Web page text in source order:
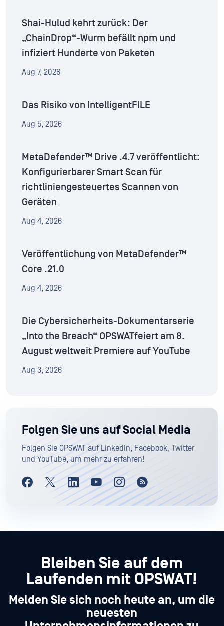
Shai-Hulud kehrt zurück: Der
„ChainDrop“-Wurm befällt npm und
infiziert Hunderte von Paketen
Aug 7, 2026
Das Risiko von IntelligentFILE
Aug 5, 2026
MetaDefender™ Drive .4.7 veröffentlicht:
Konfigurierbarer Smart Scan für
richtliniengesteuertes Scannen von
Geräten
Aug 4, 2026
Veröffentlichung von MetaDefender™
Core .21.0
Aug 4, 2026
Die Cybersicherheits-Dokumentarserie
„Into the Breach“ OPSWATfeiert am 8.
August weltweit Premiere auf YouTube
Aug 3, 2026
Folgen Sie uns auf Social Media
Folgen Sie OPSWAT auf LinkedIn, Facebook, Twitter
und YouTube, um mehr zu erfahren!
Bleiben Sie auf dem
Laufenden mit OPSWAT!
Melden Sie sich noch heute an, um die
neuesten